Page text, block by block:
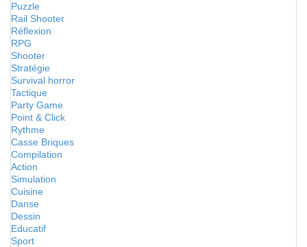
Puzzle
Rail Shooter
Réflexion
RPG
Shooter
Stratégie
Survival horror
Tactique
Party Game
Point & Click
Rythme
Casse Briques
Compilation
Action
Simulation
Cuisine
Danse
Dessin
Educatif
Sport